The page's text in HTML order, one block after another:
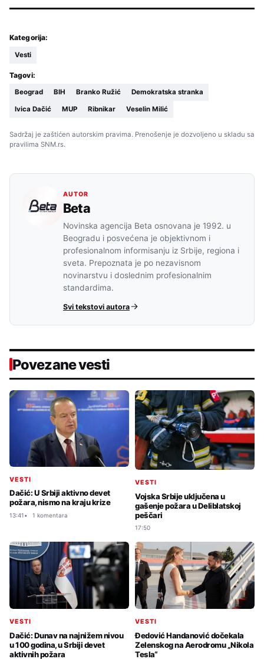
Kategorija:
Vesti
Tagovi:
Beograd BIH Branko Ružić Demokratska stranka
Ivica Dačić MUP Ribnikar Veselin Milić
Sadržaj je zaštićen autorskim pravima. Prenošenje je dozvoljeno u skladu sa
pravilima SNM.rs.
AUTOR
Beta
Novinska agencija Beta osnovana je 1992. u
Beogradu i posvećena je objektivnom i
profesionalnom informisanju iz Srbije, regiona i
sveta. Prepoznata je po nezavisnom
novinarstvu i doslednim profesionalnim
standardima.
Svi tekstovi autora
Povezane vesti
VESTI
Dačić: U Srbiji aktivno devet
požara, nismo na kraju krize
13:41 1 komentara
VESTI
Vojska Srbije uključena u
gašenje požara u Deliblatskoj
peščari
17:50
VESTI
Dačić: Dunav na najnižem nivou
u 100 godina, u Srbiji devet
aktivnih požara
VESTI
Đedović Handanović dočekala
Zelenskog na Aerodromu „Nikola
Tesla“